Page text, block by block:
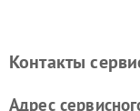
Ремонт
Контакты
Адрес